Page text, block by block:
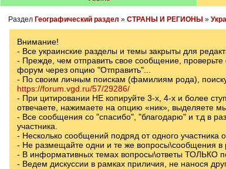
Раздел Географический раздел » СТРАНЫ И РЕГИОНЫ »
Внимание!
- Все украинские разделы и темы закрыты для
- Прежде, чем отправить свое сообщение,
форум через опцию "Отправить"...
- По своим личным поискам (фамилиям рода),
https://forum.vgd.ru/57/29286/
- При цитировании НЕ копируйте 3-х, 4-х и более
отвечаете, нажимаете на опцию «ник», выделяете
- Все сообщения со "спасибо", "благодарю" и т.д в
участника.
- Несколько сообщений подряд от одного участника
- Не размещайте одни и те же вопросы\сообщения в
- В информативных темах вопросы\ответы ТОЛЬКО
- Ведем дискуссии в рамках приличия, не нанося